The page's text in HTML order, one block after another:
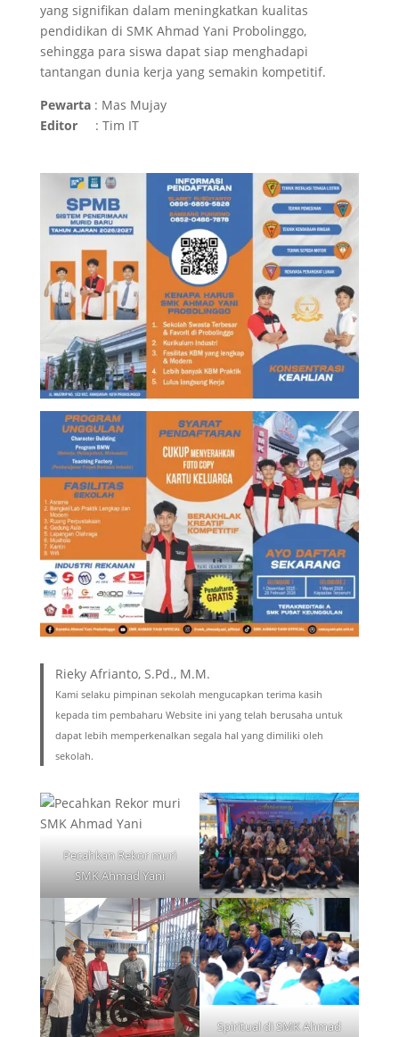
yang signifikan dalam meningkatkan kualitas
pendidikan di SMK Ahmad Yani Probolinggo,
sehingga para siswa dapat siap menghadapi
tantangan dunia kerja yang semakin kompetitif.
Pewarta: Mas Mujay
Editor : Tim IT
Rieky Afrianto, S.Pd., M.M.
Kami selaku pimpinan sekolah mengucapkan terima kasih
kepada tim pembaharu Website ini yang telah berusaha untuk
dapat lebih memperkenalkan segala hal yang dimiliki oleh
sekolah.
Pecahkan Rekor muri
SMK Ahmad Yani
Spiritual di SMK Ahmad